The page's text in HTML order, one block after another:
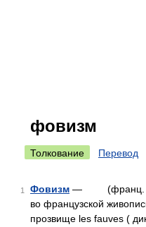
фовизм
Толкование Перевод
1 Фовизм — (франц.
во французской
прозвище les fauves (